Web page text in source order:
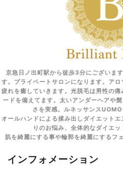
京急日ノ出町駅から徒歩3分にございま
す。プライベートサロンになります。ア
疲れを癒していきます。光脱毛は男性の
ードを備えてます。太いアンダーヘアや
さを実感。ルネッサンスUOMO
オールハンドによる揉み出しダイエット
りのお悩み、全体的なダイエッ
肌を綺麗にする事や輪郭を綺麗にするフ
インフォメーション